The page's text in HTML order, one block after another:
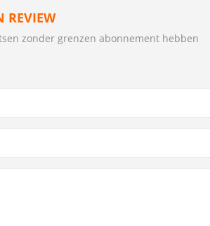
REVIEW
zonder grenzen abonnement hebben